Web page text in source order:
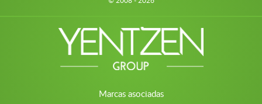
Marcas asociadas